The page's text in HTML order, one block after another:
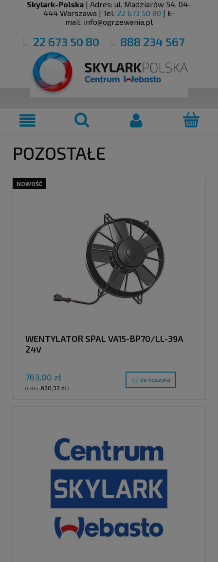
Skylark-Polska | Adres: ul. Madziarów 54, 04-
444 Warszawa | Tel: 22 673 50 80 | E-
mail: info@ogrzewania.pl
22 673 50 80 888 234 567
POZOSTAŁE
WENTYLATOR SPAL VA15-BP70/LL-39A
24V
763,00 zł
(netto: 620,33 zł)
do koszyka
NOWOŚĆ